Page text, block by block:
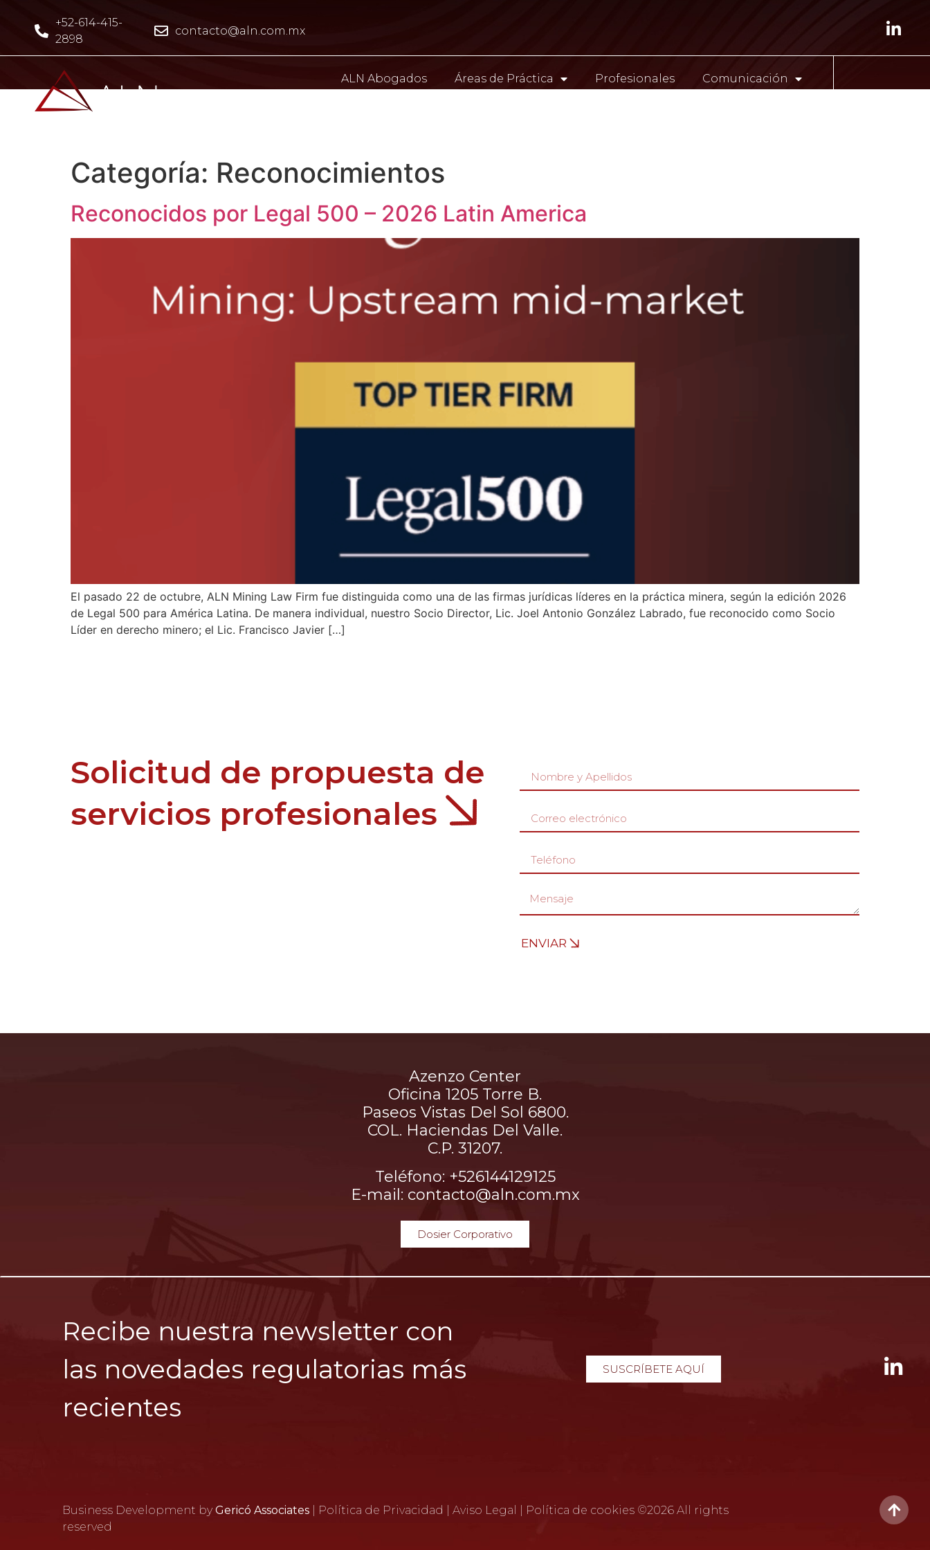
+52-614-415-
2898
contacto@aln.com.mx
ALN Abogados Áreas de Práctica Profesionales Comunicación
Categoría: Reconocimientos
Reconocidos por Legal 500 – 2026 Latin America
El pasado 22 de octubre, ALN Mining Law Firm fue distinguida como una de las firmas jurídicas líderes en la práctica minera, según la edición 2026
de Legal 500 para América Latina. De manera individual, nuestro Socio Director, Lic. Joel Antonio González Labrado, fue reconocido como Socio
Líder en derecho minero; el Lic. Francisco Javier […]
Solicitud de propuesta de
servicios profesionales
ENVIAR
Azenzo Center
Oficina 1205 Torre B.
Paseos Vistas Del Sol 6800.
COL. Haciendas Del Valle.
C.P. 31207.
Teléfono: +526144129125
E-mail: contacto@aln.com.mx
Dosier Corporativo
Recibe nuestra newsletter con
las novedades regulatorias más
recientes
SUSCRÍBETE AQUÍ
Business Development by Gericó Associates Política de Privacidad Aviso Legal Política de cookies ©2026 All rights
reserved